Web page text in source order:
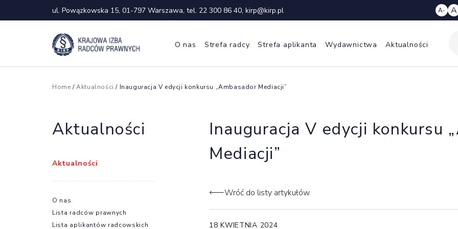
ul. Powązkowska 15, 01-797 Warszawa, tel. 22 300 86 40, kirp@kirp.pl A- A
O nas Strefa radcy Strefa aplikanta Wydawnictwa Aktualności
Home /Aktualności / Inauguracja V edycji konkursu „Ambasador Mediacji”
Inauguracja V edycji konkursu
Mediacji”
Wróć do listy artykułów
18 KWIETNIA 2024
Aktualności
Aktualności
O nas
Lista radców prawnych
Lista aplikantów radcowskich